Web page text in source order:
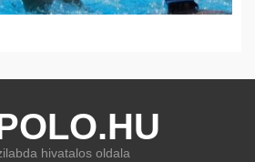
hivatalos oldala